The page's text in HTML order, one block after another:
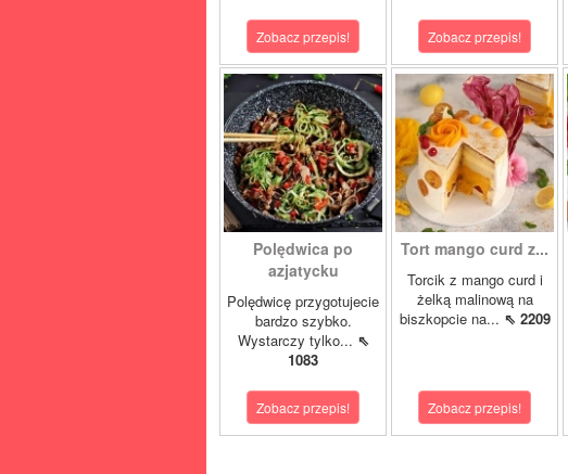
Zobacz przepis! Zobacz przepis!
Polędwica po
azjatycku
Polędwicę przygotujecie
bardzo szybko.
Wystarczy tylko... ⇖
1083
Zobacz przepis!
Tort mango curd z...
Torcik z mango curd i
żelką malinową na
biszkopcie na... ⇖ 2209
Zobacz przepis!